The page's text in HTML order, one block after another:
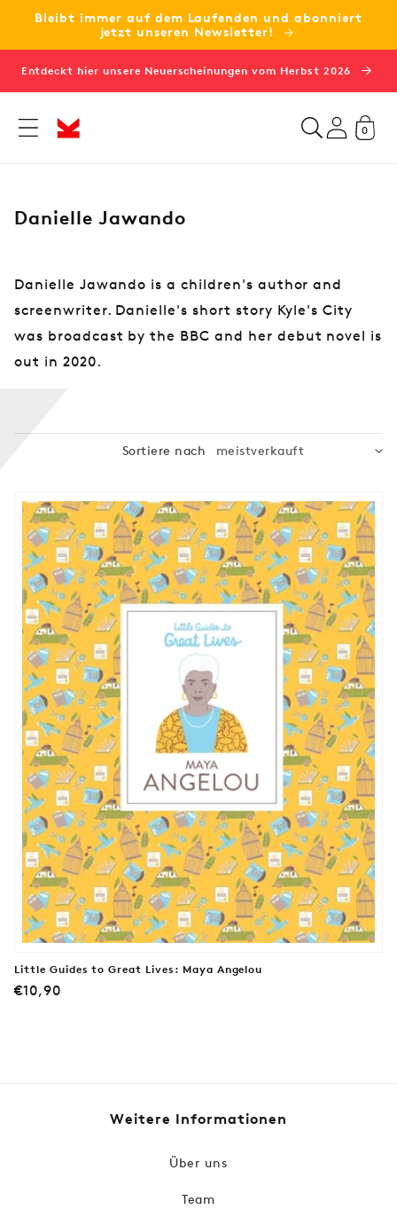
zum
Bleibt immer auf dem Laufenden und abonniert
jetzt unseren Newsletter!
Entdeckt hier unsere Neuerscheinungen vom Herbst 2026
0
K
e
g
i
Danielle Jawando
Danielle Jawando is a children's author and
screenwriter. Danielle's short story Kyle's City
was broadcast by the BBC and her debut novel is
out in 2020.
Sortiere nach
Little Guides to Great Lives: Maya Angelou
Normaler
€10,90
Weitere Informationen
Über uns
Team